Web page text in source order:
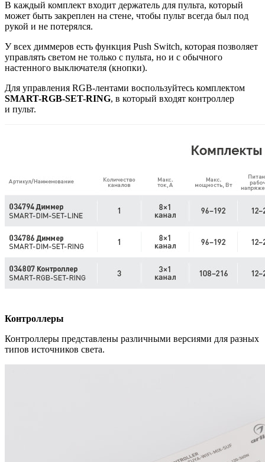
В каждый комплект входит держатель для пульта, который
может быть закреплен на стене, чтобы пульт всегда был под
рукой и не потерялся.
У всех диммеров есть функция Push Switch, которая позволяет
управлять светом не только с пульта, но и с обычного
настенного выключателя (кнопки).
Для управления RGB-лентами воспользуйтесь комплектом
SMART-RGB-SET-RING, в который входят контроллер
и пульт.
Контроллеры
Контроллеры представлены различными версиями для разных
типов источников света.